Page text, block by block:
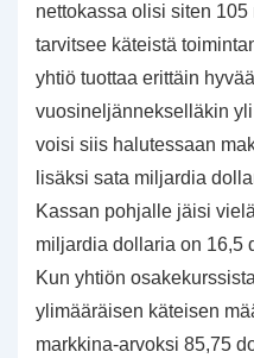
nettokassa olisi siten
tarvitsee käteistä
yhtiö tuottaa erittäin
vuosineljännekselläkin
voisi siis halutessaan
lisäksi sata miljardia
Kassan pohjalle jäisi
miljardia dollaria on 16,5
Kun yhtiön
ylimääräisen käteisen
markkina-arvoksi 85,75